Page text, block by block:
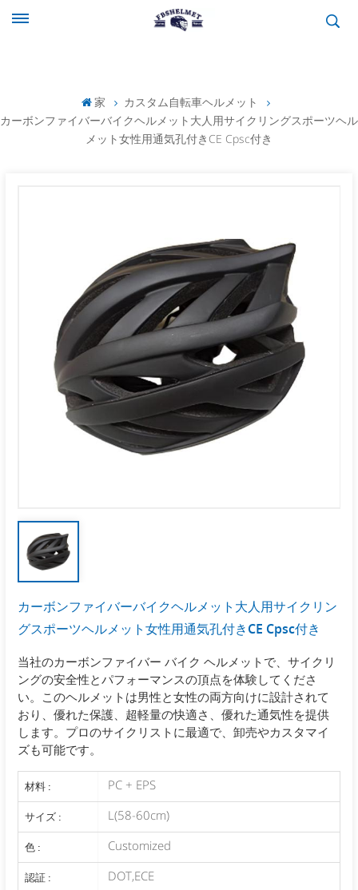
家
カスタム自転車ヘルメット
カーボンファイバーバイクヘルメット大人用サイクリングスポーツヘル
メット女性用通気孔付きCE Cpsc付き
カーボンファイバーバイクヘルメット大人用サイクリン
グスポーツヘルメット女性用通気孔付きCE Cpsc付き
当社のカーボンファイバー バイク ヘルメットで、サイクリ
ングの安全性とパフォーマンスの頂点を体験してくださ
い。このヘルメットは男性と女性の両方向けに設計されて
おり、優れた保護、超軽量の快適さ、優れた通気性を提供
します。プロのサイクリストに最適で、卸売やカスタマイ
ズも可能です。
材料 : PC + EPS
サイズ : L(58-60cm)
色 : Customized
認証 : DOT,ECE